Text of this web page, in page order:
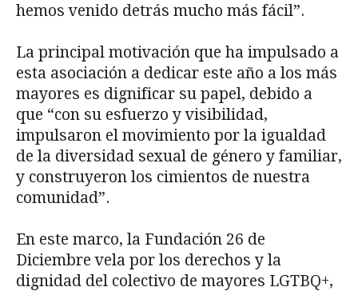
hemos venido detrás mucho más fácil”.
La principal motivación que ha impulsado a
esta asociación a dedicar este año a los más
mayores es dignificar su papel, debido a
que “con su esfuerzo y visibilidad,
impulsaron el movimiento por la igualdad
de la diversidad sexual de género y familiar,
y construyeron los cimientos de nuestra
comunidad”.
En este marco, la Fundación 26 de
Diciembre vela por los derechos y la
dignidad del colectivo de mayores LGTBQ+,